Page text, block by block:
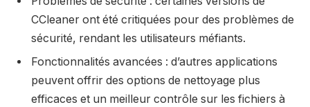
CCleaner ont été critiquées pour des problèmes de
sécurité, rendant les utilisateurs méfiants.
Fonctionnalités avancées : d’autres applications
peuvent offrir des options de nettoyage plus
efficaces et un meilleur contrôle sur les fichiers à